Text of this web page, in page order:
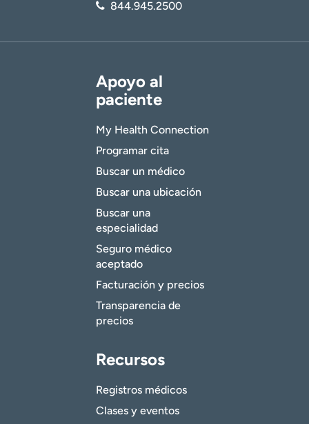
844.945.2500
Apoyo al
paciente
My Health Connection
Programar cita
Buscar un médico
Buscar una ubicación
Buscar una
especialidad
Seguro médico
aceptado
Facturación y precios
Transparencia de
precios
Recursos
Registros médicos
Clases y eventos